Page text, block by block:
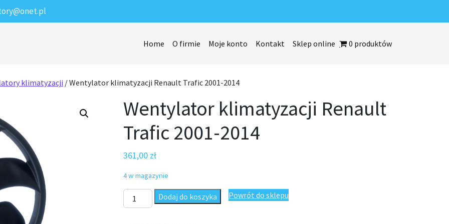
Home O firmie Moje konto Kontakt Sklep online 0 produktów
klimatyzacji / Wentylator klimatyzacji Renault Trafic 2001-2014
Wentylator klimatyzacji Renault
Trafic 2001-2014
361,00 zł
4 w magazynie
ilość Wentylator klimatyzacji Renault Trafic 2001-2014
Dodaj do koszyka Powrót do sklepu